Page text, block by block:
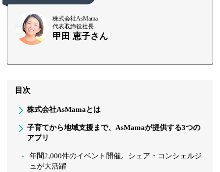
株式会社AsMama
代表取締役社長
甲田 恵子さん
目次
株式会社AsMamaとは
子育てから地域支援まで、AsMamaが提供する3つの
アプリ
年間2,000件のイベント開催。シェア・コンシェルジ
ュが大活躍